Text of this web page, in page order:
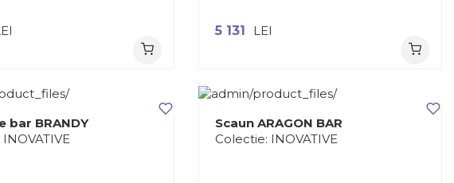
5 131 LEI
bar BRANDY
INOVATIVE
Scaun ARAGON BAR
Colectie: INOVATIVE